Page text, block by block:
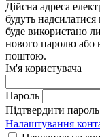
Дійсна адреса
будуть
буде використано
нового паролю або
поштою.
Ім'я користувача
Пароль
Підтвердити пароль
Налаштування